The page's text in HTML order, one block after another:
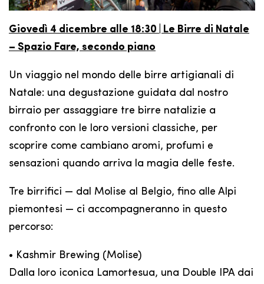
Giovedì 4 dicembre alle 18:30 | Le Birre di Natale
– Spazio Fare, secondo piano
Un viaggio nel mondo delle birre artigianali di
Natale: una degustazione guidata dal nostro
birraio per assaggiare tre birre natalizie a
confronto con le loro versioni classiche, per
scoprire come cambiano aromi, profumi e
sensazioni quando arriva la magia delle feste.
Tre birrifici — dal Molise al Belgio, fino alle Alpi
piemontesi — ci accompagneranno in questo
percorso:
• Kashmir Brewing (Molise)
Dalla loro iconica Lamortesua, una Double IPA dai